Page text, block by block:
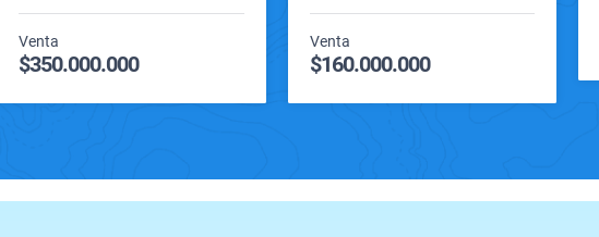
Venta
$350.000.000
Venta
$160.000.000